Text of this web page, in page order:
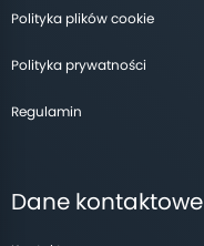
Polityka plików cookie
Polityka prywatności
Regulamin
Dane kontaktowe